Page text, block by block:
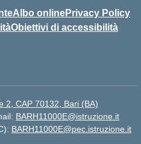
Albo onlinePrivacy Policy
Obiettivi di accessibilità
2, CAP 70132, Bari (BA)
BARH11000E@istruzione.it
BARH11000E@pec.istruzione.it